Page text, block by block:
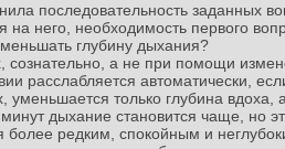
последовательность заданных
на него, необходимость первого
глубину дыхания?
сознательно, а не при помощи
расслабляется автоматически,
уменьшается только глубина вдоха,
минут дыхание становится чаще, но
более редким, спокойным и